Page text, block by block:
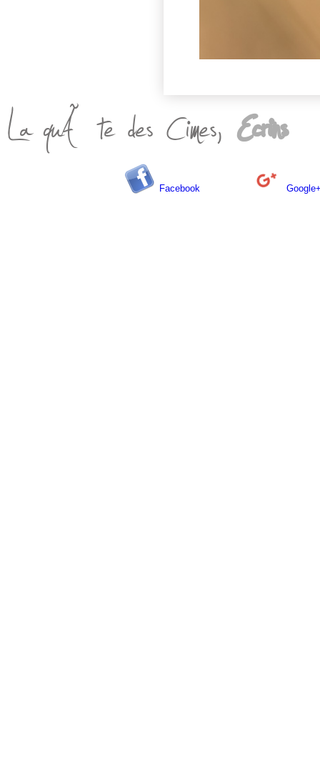
La quÃªte des Cimes, Ecrins
Facebook